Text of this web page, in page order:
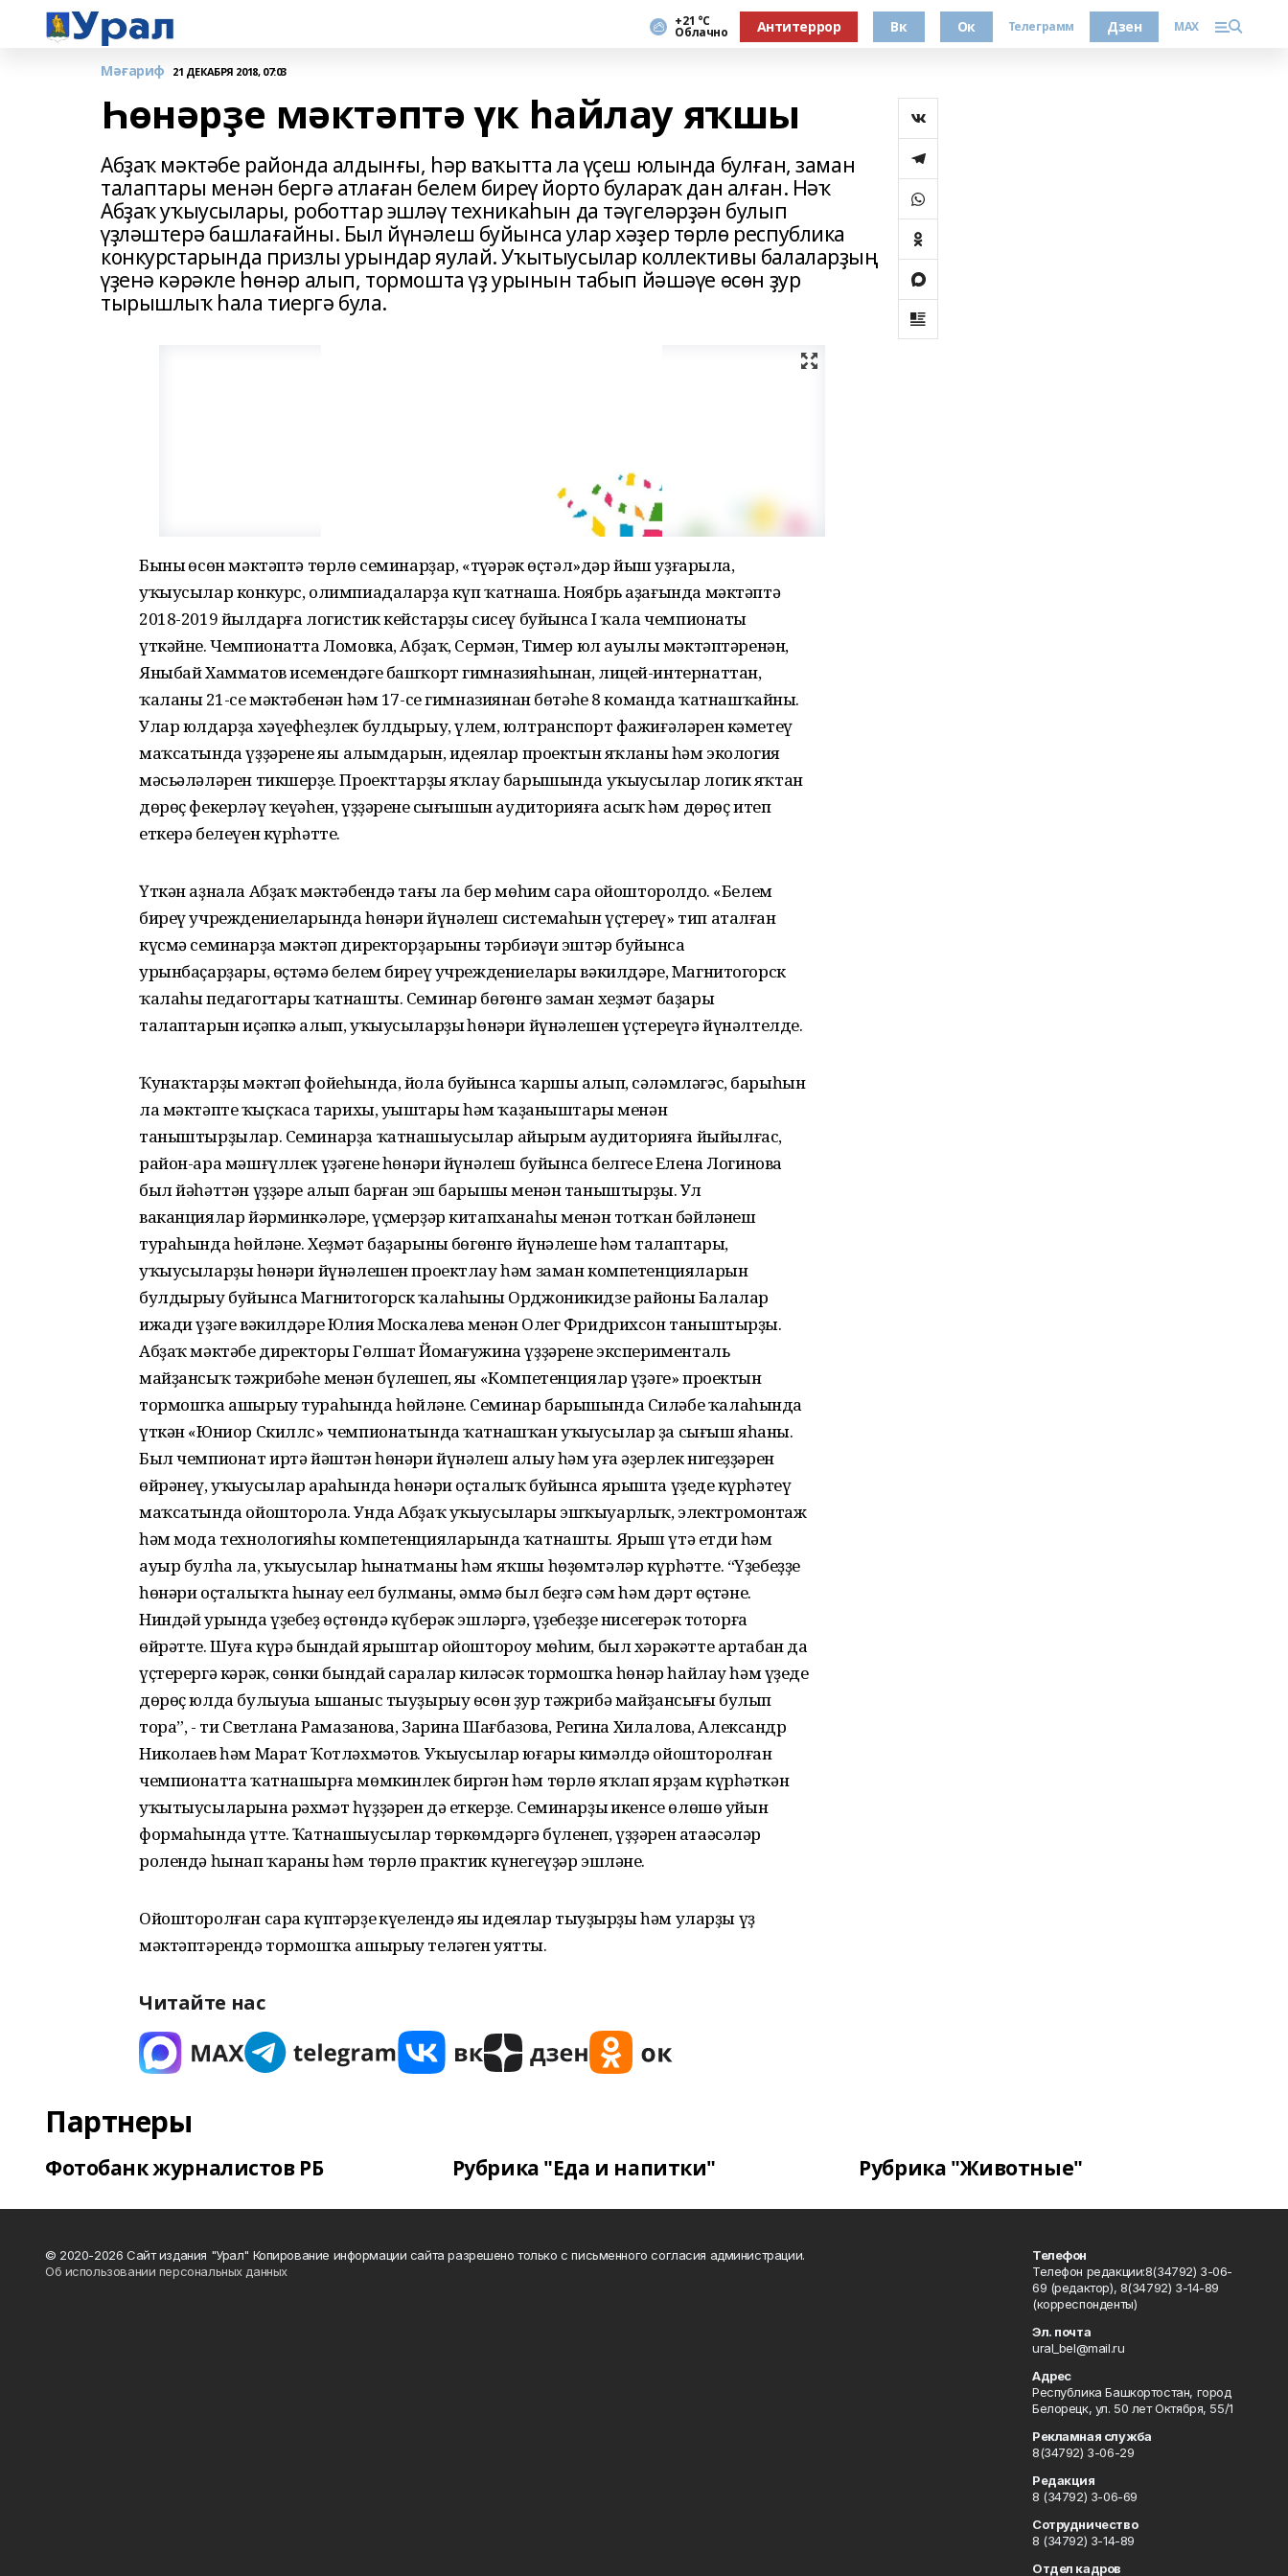
+21 °С
Облачно Антитеррор Вк Ок Телеграмм Дзен MAX
Мәғариф 21 ДЕКАБРЯ 2018, 07:03
Һѳнәрҙе мәктәптә үк һайлау яҡшы
Абҙаҡ мәктәбе районда алдынғы, һәр ваҡытта ла үҫеш юлында булған, заман
талаптары менән бергә атлаған белем биреү йорто булараҡ дан алған. Нәҡ
Абҙаҡ уҡыусылары, роботтар эшләү техникаһын да тәүгеләрҙән булып
үҙләштерә башлағайны. Был йүнәлеш буйынса улар хәҙер төрлө республика
конкурстарында призлы урындар яулай. Уҡытыусылар коллективы балаларҙың
үҙенә кәрәкле һөнәр алып, тормошта үҙ урынын табып йәшәүе ѳсѳн ҙур
тырышлыҡ һала тиергә була.
Бының өсөн мәктәптә төрлө семинарҙар, «түңәрәк өҫтәл»дәр йыш уҙғарыла,
уҡыусылар конкурс, олимпиадаларҙа күп ҡатнаша. Ноябрь аҙағында мәктәптә
2018-2019 йылдарға логистик кейстарҙы сисеү буйынса I ҡала чемпионаты
үткәйне. Чемпионатта Ломовка, Абҙаҡ, Сермән, Тимер юл ауылы мәктәптәренән,
Яныбай Хамматов исемендәге башҡорт гимназияһынан, лицей-интернаттан,
ҡаланың 21-се мәктәбенән һәм 17-се гимназиянан бөтәһе 8 команда ҡатнашҡайны.
Улар юлдарҙа хәүефһеҙлек булдырыу, үлем, юлтранспорт фажиғәләрен кәметеү
маҡсатында үҙҙәренең яңы алымдарын, идеялар проектын яҡланы һәм экология
мәсьәләләрен тикшерҙе. Проекттарҙы яҡлау барышында уҡыусылар логик яҡтан
дөрөҫ фекерләү ҡеүәһен, үҙҙәренең сығышын аудиторияға асыҡ һәм дөрөҫ итеп
еткерә белеүен күрһәтте.
Үткән аҙнала Абҙаҡ мәктәбендә тағы ла бер мөһим сара ойошторолдо. «Белем
биреү учреждениеларында һөнәри йүнәлеш системаһын үҫтереү» тип аталған
күсмә семинарҙа мәктәп директорҙарының тәрбиәүи эштәр буйынса
урынбаҫарҙары, өҫтәмә белем биреү учреждениелары вәкилдәре, Магнитогорск
ҡалаһы педагогтары ҡатнашты. Семинар бөгөнгө заман хеҙмәт баҙары
талаптарын иҫәпкә алып, уҡыусыларҙың һөнәри йүнәлешен үҫтереүгә йүнәлтелде.
Ҡунаҡтарҙы мәктәп фойеһында, йола буйынса ҡаршы алып, сәләмләгәс, барыһын
ла мәктәптең ҡыҫҡаса тарихы, уңыштары һәм ҡаҙаныштары менән
таныштырҙылар. Семинарҙа ҡатнашыусылар айырым аудиторияға йыйылғас,
район-ара мәшғүллек үҙәгенең һөнәри йүнәлеш буйынса белгесе Елена Логинова
был йәһәттән үҙҙәре алып барған эш барышы менән таныштырҙы. Ул
ваканциялар йәрминкәләре, үҫмерҙәр китапханаһы менән тотҡан бәйләнеш
тураһында һөйләне. Хеҙмәт баҙарының бөгөнгө йүнәлеше һәм талаптары,
уҡыусыларҙың һөнәри йүнәлешен проектлау һәм заман компетенцияларын
булдырыу буйынса Магнитогорск ҡалаһының Орджоникидзе районы Балалар
ижади үҙәге вәкилдәре Юлия Москалева менән Олег Фридрихсон таныштырҙы.
Абҙаҡ мәктәбе директоры Гөлшат Йомағужина үҙҙәренең эксперименталь
майҙансыҡ тәжрибәһе менән бүлешеп, яңы «Компетенциялар үҙәге» проектын
тормошҡа ашырыу тураһында һөйләне. Семинар барышында Силәбе ҡалаһында
үткән «Юниор Скиллс» чемпионатында ҡатнашҡан уҡыусылар ҙа сығыш яһаны.
Был чемпионат иртә йәштән һөнәри йүнәлеш алыу һәм уға әҙерлек нигеҙҙәрен
өйрәнеү, уҡыусылар араһында һөнәри оҫталыҡ буйынса ярышта үҙеңде күрһәтеү
маҡсатында ойошторола. Унда Абҙаҡ уҡыусылары эшҡыуарлыҡ, электромонтаж
һәм мода технологияһы компетенцияларында ҡатнашты. Ярыш үтә етди һәм
ауыр булһа ла, уҡыусылар һынатманы һәм яҡшы һөҙөмтәләр күрһәтте. “Үҙебеҙҙе
һөнәри оҫталыҡта һынау еңел булманы, әммә был беҙгә сәм һәм дәрт өҫтәне.
Ниндәй урында үҙебеҙ өҫтөндә күберәк эшләргә, үҙебеҙҙе нисегерәк тоторға
өйрәтте. Шуға күрә бындай ярыштар ойоштороу мѳһим, был хәрәкәтте артабан да
үҫтерергә кәрәк, сөнки бындай саралар киләсәк тормошҡа һөнәр һайлау һәм үҙеңдең
дөрөҫ юлда булыуыңа ышаныс тыуҙырыу ѳсѳн ҙур тәжрибә майҙансығы булып
тора”, - ти Светлана Рамазанова, Зарина Шағбазова, Регина Хилалова, Александр
Николаев һәм Марат Ҡотләхмәтов. Уҡыусылар юғары кимәлдә ойошторолған
чемпионатта ҡатнашырға мөмкинлек биргән һәм төрлө яҡлап ярҙам күрһәткән
уҡытыусыларына рәхмәт һүҙҙәрен дә еткерҙе. Семинарҙың икенсе өлөшө уйын
формаһында үтте. Ҡатнашыусылар төркөмдәргә бүленеп, үҙҙәрен атаәсәләр
ролендә һынап ҡараны һәм төрлө практик күнегеүҙәр эшләне.
Ойошторолған сара күптәрҙең күңелендә яңы идеялар тыуҙырҙы һәм уларҙы үҙ
мәктәптәрендә тормошҡа ашырыу теләген уятты.
Читайте нас
Партнеры
Фотобанк журналистов РБ Рубрика "Еда и напитки" Рубрика "Животные"
© 2020-2026 Сайт издания "Урал" Копирование информации сайта разрешено только с письменного согласия администрации.
Об использовании персональных данных
Телефон
Телефон редакции:8(34792) 3-06-
69 (редактор), 8(34792) 3-14-89
(корреспонденты)
Эл. почта
ural_bel@mail.ru
Адрес
Республика Башкортостан, город
Белорецк, ул. 50 лет Октября, 55/1
Рекламная служба
8(34792) 3-06-29
Редакция
8 (34792) 3-06-69
Сотрудничество
8 (34792) 3-14-89
Отдел кадров